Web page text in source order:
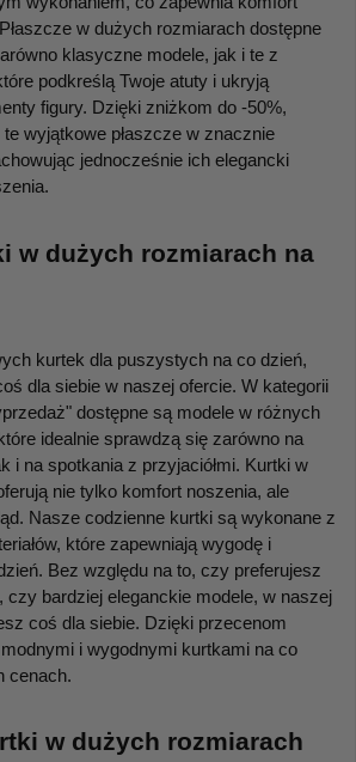
w dużych rozmiarach dostępne
klasyczne modele, jak i te z
podkreślą Twoje atuty i ukryją
figury. Dzięki zniżkom do -50%,
wyjątkowe płaszcze w znacznie
jednocześnie ich elegancki
w dużych rozmiarach na
kurtek dla puszystych na co dzień,
dla siebie w naszej ofercie. W kategorii
dostępne są modele w różnych
idealnie sprawdzą się zarówno na
i na spotkania z przyjaciółmi. Kurtki w
nie tylko komfort noszenia, ale
Nasze codzienne kurtki są wykonane z
które zapewniają wygodę i
Bez względu na to, czy preferujesz
czy bardziej eleganckie modele, w naszej
coś dla siebie. Dzięki przecenom
i wygodnymi kurtkami na co
cenach.
w dużych rozmiarach